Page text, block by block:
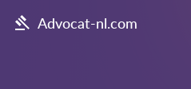
Advocat-nl.com